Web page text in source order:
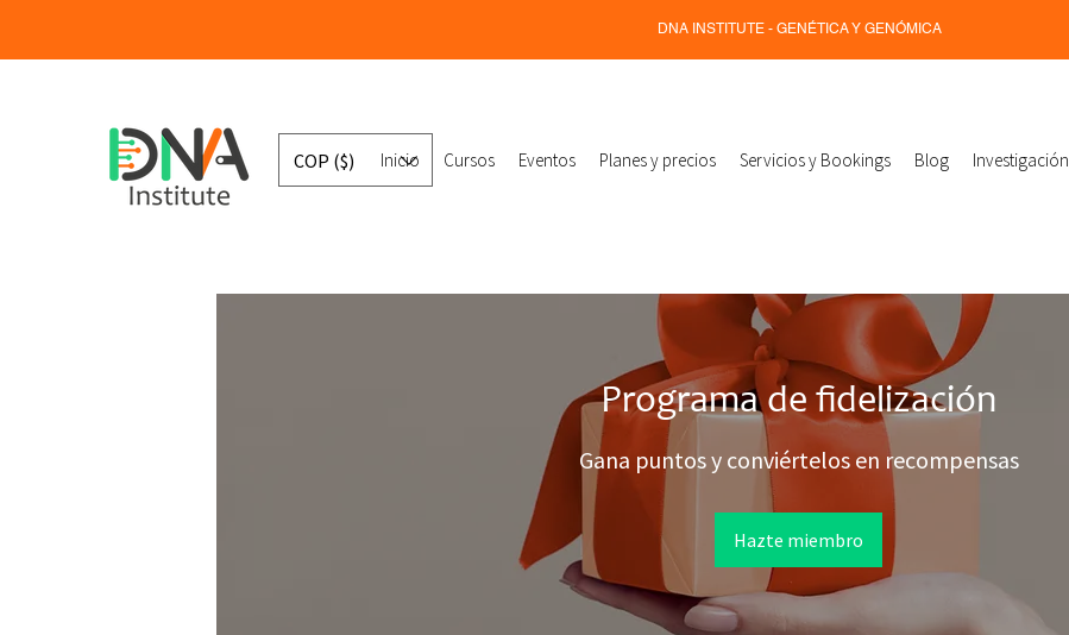
DNA INSTITUTE - GENÉTICA Y GENÓMICA
COP ($) Inicio Cursos Eventos Planes y precios Servicios y Bookings Blog Investigación
Programa de fidelización
Gana puntos y conviértelos en recompensas
Hazte miembro